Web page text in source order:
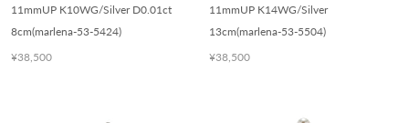
11mmUP K10WG/Silver D0.01ct
8cm(marlena-53-5424)
¥38,500
11mmUP K14WG/Silver
13cm(marlena-53-5504)
¥38,500